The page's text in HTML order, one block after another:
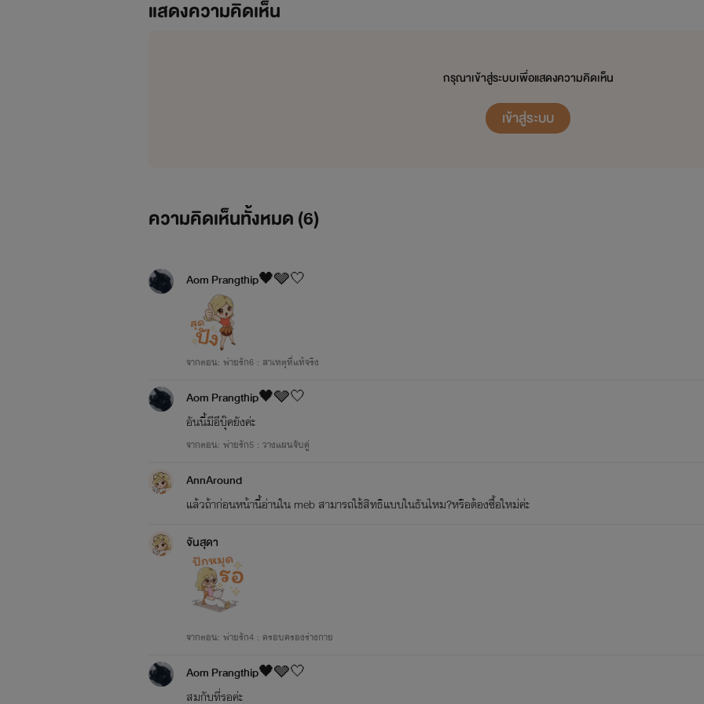
แสดงความคิดเห็น
กรุณาเข้าสู่ระบบเพื่อแสดงความคิดเห็น
เข้าสู่ระบบ
ความคิดเห็นทั้งหมด (6)
Aom Prangthip🖤🩶🤍
จากตอน: พ่ายรัก6 : สาเหตุที่แท้จริง
Aom Prangthip🖤🩶🤍
อันนี้มีอีบุ๊คยังค่ะ
จากตอน: พ่ายรัก5 : วางแผนจับคู่
AnnAround
แล้วถ้าก่อนหน้านี้อ่านใน meb สามารถใช้สิทธิแบบในธันไหม?หรือต้องซื้อใหม่ค่ะ
จันสุดา
จากตอน: พ่ายรัก4 : ครอบครองร่างกาย
Aom Prangthip🖤🩶🤍
สมกับที่รอค่ะ